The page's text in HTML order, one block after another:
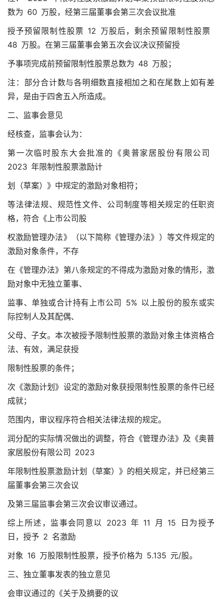
数为 60 万股，经第三届董事会第三次会议批准
授予预留限制性股票 12 万股后，剩余预留限制性股票
48 万股。在第三届董事会第五次会议决议预留授
予事项完成前预留限制性股票总数为 48 万股；
注：部分合计数与各明细数直接相加之和在尾数上如有差
异，是由于四舍五入所造成。
二、监事会意见
经核查，监事会认为：
第一次临时股东大会批准的《奥普家居股份有限公司
2023 年限制性股票激励计
划（草案）》中规定的激励对象相符；
等法律法规、规范性文件、公司制度等相关规定的任职资
格，符合《上市公司股
权激励管理办法》（以下简称《管理办法》）等文件规定的
激励对象条件，不存
在《管理办法》第八条规定的不得成为激励对象的情形，激
励对象中无独立董事、
监事、单独或合计持有上市公司 5% 以上股份的股东或实
际控制人及其配偶、
父母、子女。本次被授予限制性股票的激励对象主体资格合
法、有效，满足获授
限制性股票的条件；
次《激励计划》设定的激励对象获授限制性股票的条件已经
成就；
范围内，审议程序符合相关法律法规的规定。
润分配的实际情况做出的调整，符合《管理办法》及《奥普
家居股份有限公司 2023
年限制性股票激励计划（草案）》的相关规定，并已经第三
届董事会第三次会议
及第三届监事会第三次会议审议通过。
综上所述，监事会同意以 2023 年 11 月 15 日为授予
日，授予 2 名激励
对象 16 万股限制性股票，授予价格为 5.135 元/股。
三、独立董事发表的独立意见
会审议通过的《关于及摘要的议